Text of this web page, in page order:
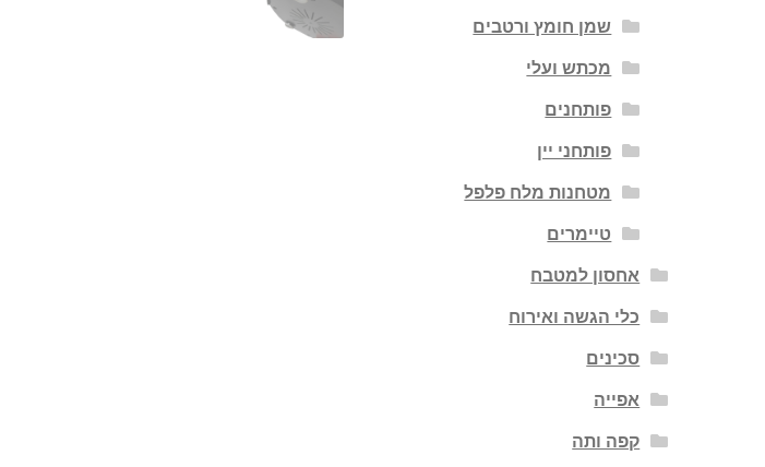
שמן חומץ ורטבים
מכתש ועלי
פותחנים
פותחני יין
מטחנות מלח פלפל
טיימרים
אחסון למטבח
כלי הגשה ואירוח
סכינים
אפייה
קפה ותה